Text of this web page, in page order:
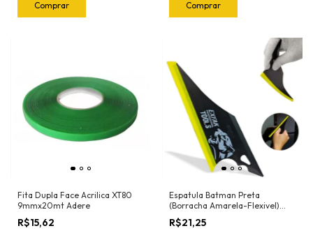
Fita Dupla Face Acrilica XT80
9mmx20mt Adere
R$15,62
Espatula Batman Preta
(Borracha Amarela-Flexivel)
50-2030 Exfak
R$21,25